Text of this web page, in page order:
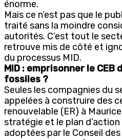
énorme.
Mais ce n’est pas que le
traité sans la moindre
autorités. C’est tout le
retrouve mis de côté et
du processus MID.
MID : emprisonner le CEB
fossiles ?
Seules les compagnies du
appelées à construire des
renouvelable (ER) à
stratégie et le plan
adoptées par le Conseil